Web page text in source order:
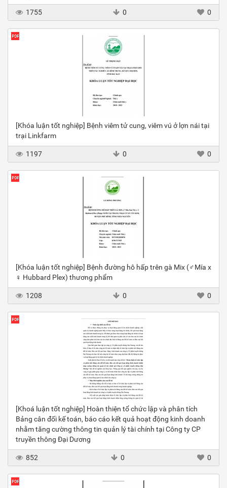
1755 0 0
[Khóa luận tốt nghiệp] Bệnh viêm tử cung, viêm vú ở lợn nái tại
trại Linkfarm
1197 0 0
[Khóa luận tốt nghiệp] Bệnh đường hô hấp trên gà Mix (♂Mía x
♀ Hubbard Plex) thương phẩm
1208 0 0
[Khoá luận tốt nghiệp] Hoàn thiện tổ chức lập và phân tích
Bảng cân đối kế toán, báo cáo kết quả hoạt động kinh doanh
nhằm tăng cường thông tin quản lý tài chính tại Công ty CP
truyền thông Đại Dương
852 0 0